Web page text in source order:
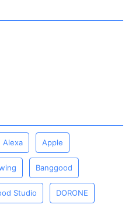
Alexa Apple
Banggood
Studio DORONE